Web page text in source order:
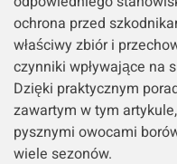
ochrona przed
właściwy zbiór i
czynniki wpływające na
Dzięki praktycznym
zawartym w tym
pysznymi owocami
wiele sezonów.